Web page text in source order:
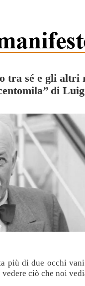
tra sé e gli altri
di
più di due occhi
ciò che noi